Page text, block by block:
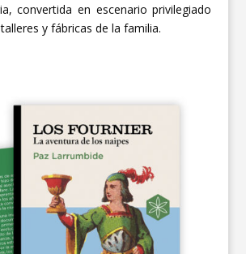
convertida en escenario privilegiado
y fábricas de la familia.